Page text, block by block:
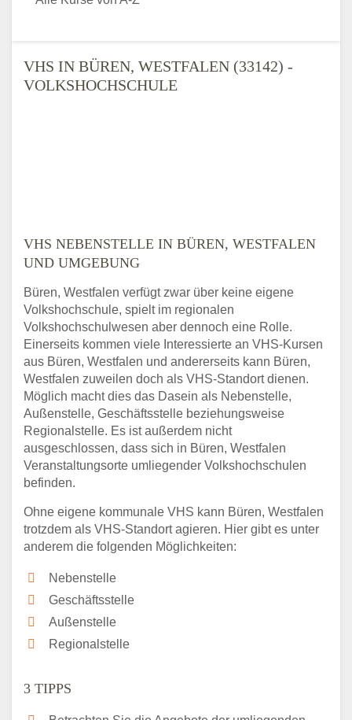
VHS IN BÜREN, WESTFALEN (33142) -
VOLKSHOCHSCHULE
VHS NEBENSTELLE IN BÜREN, WESTFALEN
UND UMGEBUNG
Büren, Westfalen verfügt zwar über keine eigene
Volkshochschule, spielt im regionalen
Volkshochschulwesen aber dennoch eine Rolle.
Einerseits kommen viele Interessierte an VHS-Kursen
aus Büren, Westfalen und andererseits kann Büren,
Westfalen zuweilen doch als VHS-Standort dienen.
Möglich macht dies das Dasein als Nebenstelle,
Außenstelle, Geschäftsstelle beziehungsweise
Regionalstelle. Es ist außerdem nicht
ausgeschlossen, dass sich in Büren, Westfalen
Veranstaltungsorte umliegender Volkshochschulen
befinden.
Ohne eigene kommunale VHS kann Büren, Westfalen
trotzdem als VHS-Standort agieren. Hier gibt es unter
anderem die folgenden Möglichkeiten:
Nebenstelle
Geschäftsstelle
Außenstelle
Regionalstelle
3 TIPPS